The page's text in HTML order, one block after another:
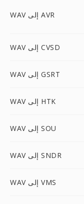
WAV إلى AVR
WAV إلى CVSD
WAV إلى GSRT
WAV إلى HTK
WAV إلى SOU
WAV إلى SNDR
WAV إلى VMS